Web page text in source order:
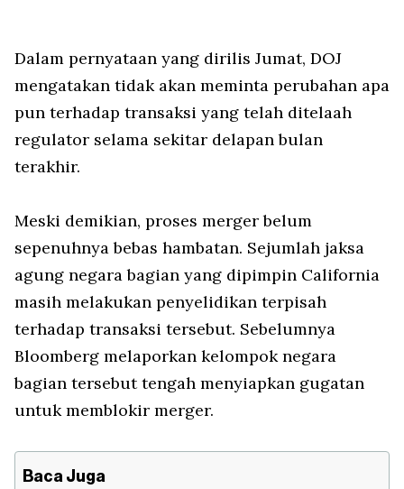
Dalam pernyataan yang dirilis Jumat, DOJ
mengatakan tidak akan meminta perubahan apa
pun terhadap transaksi yang telah ditelaah
regulator selama sekitar delapan bulan
terakhir.
Meski demikian, proses merger belum
sepenuhnya bebas hambatan. Sejumlah jaksa
agung negara bagian yang dipimpin California
masih melakukan penyelidikan terpisah
terhadap transaksi tersebut. Sebelumnya
Bloomberg melaporkan kelompok negara
bagian tersebut tengah menyiapkan gugatan
untuk memblokir merger.
Baca Juga